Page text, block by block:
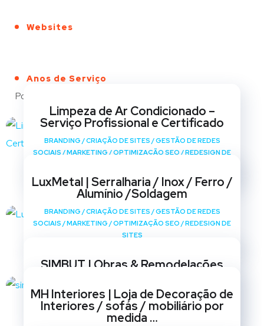
Websites
Anos de Serviço
Portfólio
Limpeza de Ar Condicionado –
Serviço Profissional e Certificado
BRANDING /CRIAÇÃO DE SITES /GESTÃO DE REDES
SOCIAIS /MARKETING /OPTIMIZAÇÃO SEO /REDESIGN DE
LuxMetal | Serralharia / Inox / Ferro /
Alumínio /Soldagem
BRANDING /CRIAÇÃO DE SITES /GESTÃO DE REDES
SOCIAIS /MARKETING /OPTIMIZAÇÃO SEO /REDESIGN DE
SITES
SIMBUT | Obras & Remodelações
SOCIAIS /MARKETING OPTIMIZAÇÃO SEO/ REDESIGN DE
SITES
MH Interiores | Loja de Decoração de
Interiores / sofás / mobiliário por
medida …